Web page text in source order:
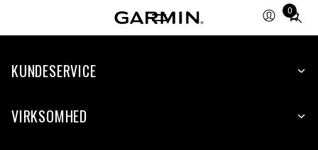
0
Total
items
cart:
KUNDESERVICE
VIRKSOMHED